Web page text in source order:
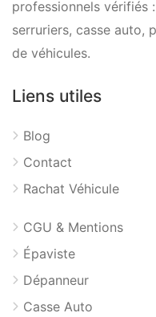
professionnels vérifiés
serruriers, casse auto,
de véhicules.
Liens utiles
Blog
Contact
Rachat Véhicule
CGU & Mentions
Épaviste
Dépanneur
Casse Auto